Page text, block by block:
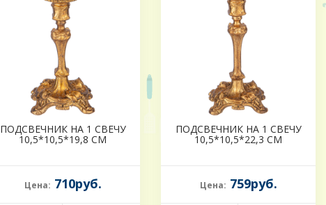
ПОДСВЕЧНИК НА 1 СВЕЧУ
10,5*10,5*19,8 СМ
Цена: 710руб.
ПОДСВЕЧНИК НА 1 СВЕЧУ
10,5*10,5*22,3 СМ
Цена: 759руб.